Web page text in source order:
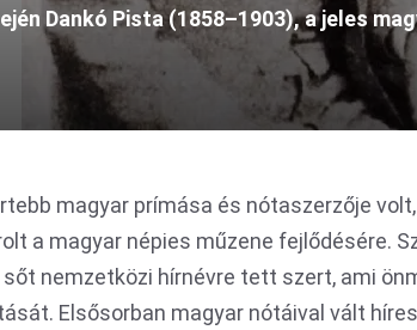
Dankó Pista (1858–1903), a jeles
magyar prímása és nótaszerzője
a magyar népies műzene fejlődésére.
nemzetközi hírnévre tett szert, ami
Elsősorban magyar nótáival vált